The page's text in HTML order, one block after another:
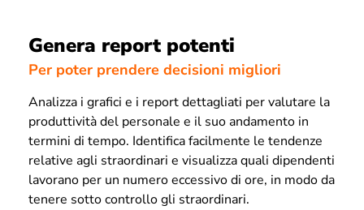
Genera report potenti
Per poter prendere decisioni migliori
Analizza i grafici e i report dettagliati per valutare la
produttività del personale e il suo andamento in
termini di tempo. Identifica facilmente le tendenze
relative agli straordinari e visualizza quali dipendenti
lavorano per un numero eccessivo di ore, in modo da
tenere sotto controllo gli straordinari.